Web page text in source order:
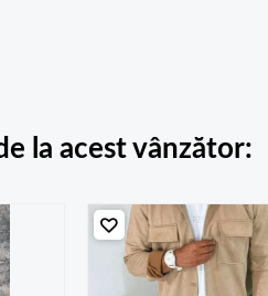
la acest vânzător: